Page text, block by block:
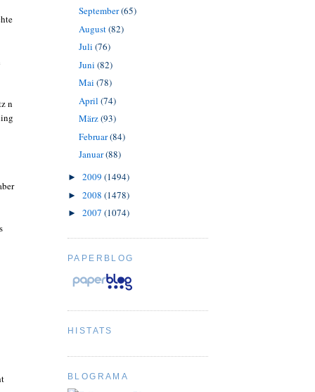
n
September(65)
August(82)
Juli (76)
Juni (82)
Mai (78)
April (74)
März(93)
Februar(84)
Januar(88)
► 2009 (1494)
► 2008 (1478)
► 2007 (1074)
PAPERBLOG
HISTATS
BLOGRAMA